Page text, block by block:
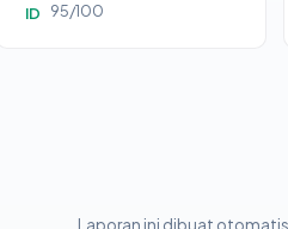
ID 95/100